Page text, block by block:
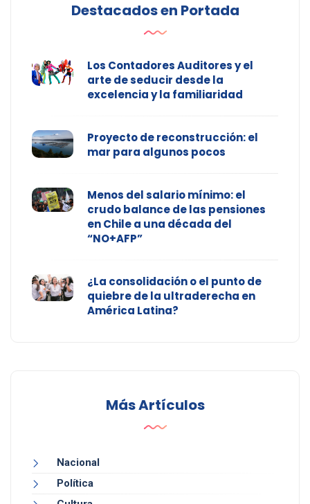
Destacados en Portada
Los Contadores Auditores y el
arte de seducir desde la
excelencia y la familiaridad
Proyecto de reconstrucción: el
mar para algunos pocos
Menos del salario mínimo: el
crudo balance de las pensiones
en Chile a una década del
“NO+AFP”
¿La consolidación o el punto de
quiebre de la ultraderecha en
América Latina?
Más Artículos
Nacional
Política